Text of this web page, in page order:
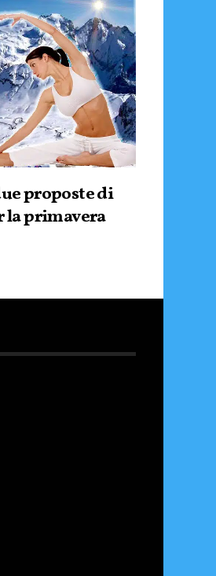
proposte di
la primavera